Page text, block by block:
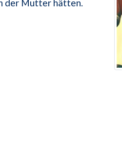
der Mutter hätten.